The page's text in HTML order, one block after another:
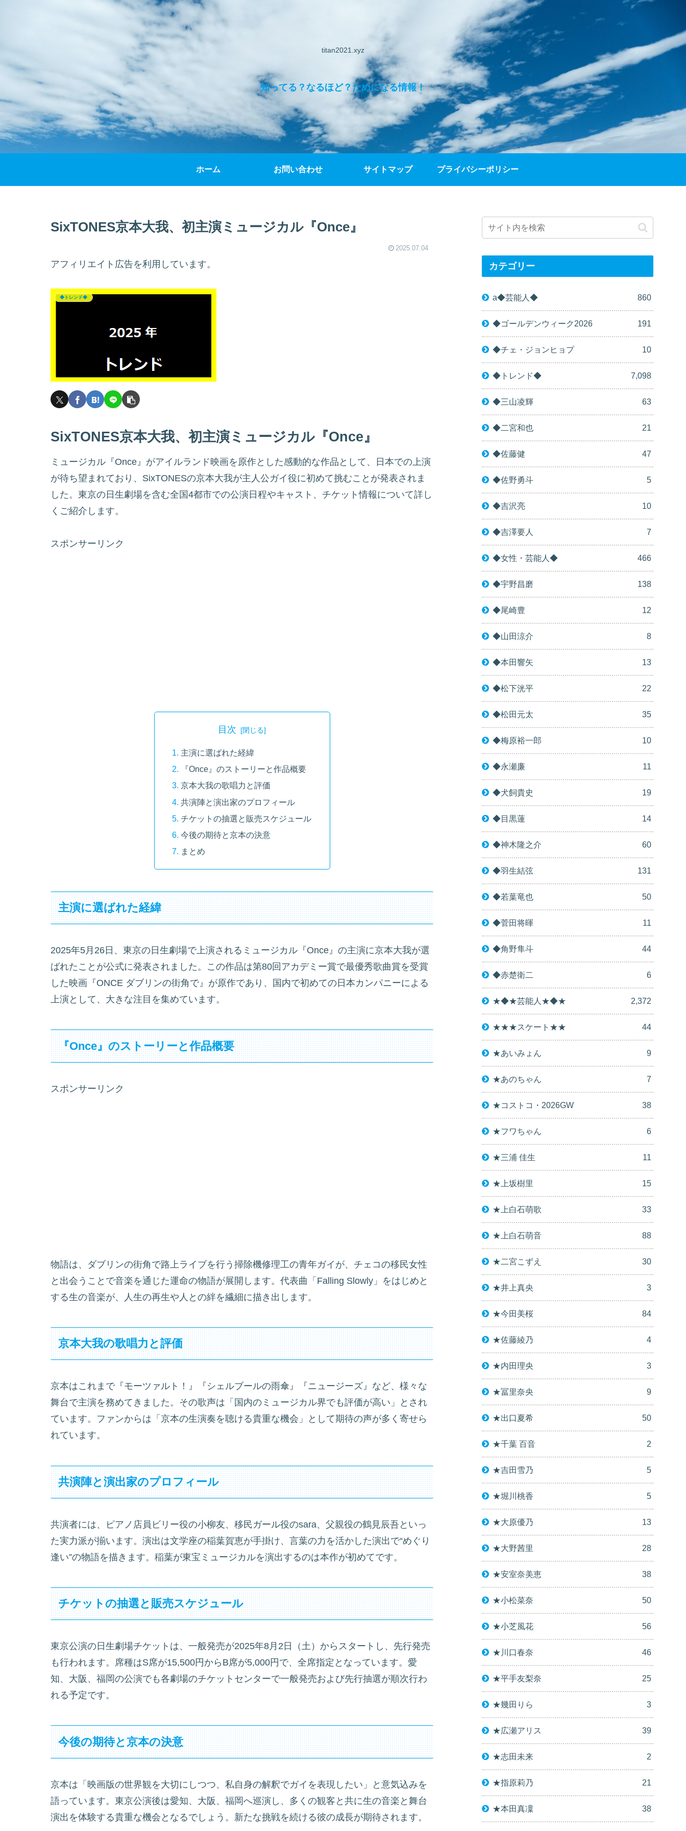
titan2021.xyz
知ってる？なるほど？ためになる情報！
ホーム お問い合わせ サイトマップ プライバシーポリシー
SixTONES京本大我、初主演ミュージカル『Once』
2025.07.04
アフィリエイト広告を利用しています。
◆トレンド◆
SixTONES京本大我、初主演ミュージカル『Once』
ミュージカル『Once』がアイルランド映画を原作とした感動的な作品として、日本での上演
が待ち望まれており、SixTONESの京本大我が主人公ガイ役に初めて挑むことが発表されま
した。東京の日生劇場を含む全国4都市での公演日程やキャスト、チケット情報について詳し
くご紹介します。
スポンサーリンク
目次
主演に選ばれた経緯
『Once』のストーリーと作品概要
京本大我の歌唱力と評価
共演陣と演出家のプロフィール
チケットの抽選と販売スケジュール
今後の期待と京本の決意
まとめ
主演に選ばれた経緯
2025年5月26日、東京の日生劇場で上演されるミュージカル『Once』の主演に京本大我が選
ばれたことが公式に発表されました。この作品は第80回アカデミー賞で最優秀歌曲賞を受賞
した映画『ONCE ダブリンの街角で』が原作であり、国内で初めての日本カンパニーによる
上演として、大きな注目を集めています。
『Once』のストーリーと作品概要
スポンサーリンク
物語は、ダブリンの街角で路上ライブを行う掃除機修理工の青年ガイが、チェコの移民女性
と出会うことで音楽を通じた運命の物語が展開します。代表曲「Falling Slowly」をはじめと
する生の音楽が、人生の再生や人との絆を繊細に描き出します。
京本大我の歌唱力と評価
京本はこれまで『モーツァルト！』『シェルブールの雨傘』『ニュージーズ』など、様々な
舞台で主演を務めてきました。その歌声は「国内のミュージカル界でも評価が高い」とされ
ています。ファンからは「京本の生演奏を聴ける貴重な機会」として期待の声が多く寄せら
れています。
共演陣と演出家のプロフィール
共演者には、ピアノ店員ビリー役の小柳友、移民ガール役のsara、父親役の鶴見辰吾といっ
た実力派が揃います。演出は文学座の稲葉賀恵が手掛け、言葉の力を活かした演出で“めぐり
逢い”の物語を描きます。稲葉が東宝ミュージカルを演出するのは本作が初めてです。
チケットの抽選と販売スケジュール
東京公演の日生劇場チケットは、一般発売が2025年8月2日（土）からスタートし、先行発売
も行われます。席種はS席が15,500円からB席が5,000円で、全席指定となっています。愛
知、大阪、福岡の公演でも各劇場のチケットセンターで一般発売および先行抽選が順次行わ
れる予定です。
今後の期待と京本の決意
京本は「映画版の世界観を大切にしつつ、私自身の解釈でガイを表現したい」と意気込みを
語っています。東京公演後は愛知、大阪、福岡へ巡演し、多くの観客と共に生の音楽と舞台
演出を体験する貴重な機会となるでしょう。新たな挑戦を続ける彼の成長が期待されます。
カテゴリー
a◆芸能人◆ 860
◆ゴールデンウィーク2026 191
◆チェ・ジョンヒョプ 10
◆トレンド◆ 7,098
◆三山凌輝 63
◆二宮和也 21
◆佐藤健 47
◆佐野勇斗 5
◆吉沢亮 10
◆吉澤要人 7
◆女性・芸能人◆ 466
◆宇野昌磨 138
◆尾崎豊 12
◆山田涼介 8
◆本田響矢 13
◆松下洸平 22
◆松田元太 35
◆梅原裕一郎 10
◆永瀬廉 11
◆犬飼貴史 19
◆目黒蓮 14
◆神木隆之介 60
◆羽生結弦 131
◆若葉竜也 50
◆菅田将暉 11
◆角野隼斗 44
◆赤楚衛二 6
★◆★芸能人★◆★ 2,372
★★★スケート★★ 44
★あいみょん 9
★あのちゃん 7
★コストコ・2026GW 38
★フワちゃん 6
★三浦 佳生 11
★上坂樹里 15
★上白石萌歌 33
★上白石萌音 88
★二宮こずえ 30
★井上真央 3
★今田美桜 84
★佐藤綾乃 4
★内田理央 3
★冨里奈央 9
★出口夏希 50
★千葉 百音 2
★吉田雪乃 5
★堀川桃香 5
★大原優乃 13
★大野茜里 28
★安室奈美恵 38
★小松菜奈 50
★小芝風花 56
★川口春奈 46
★平手友梨奈 25
★幾田りら 3
★広瀬アリス 39
★志田未来 2
★指原莉乃 21
★本田真凜 38